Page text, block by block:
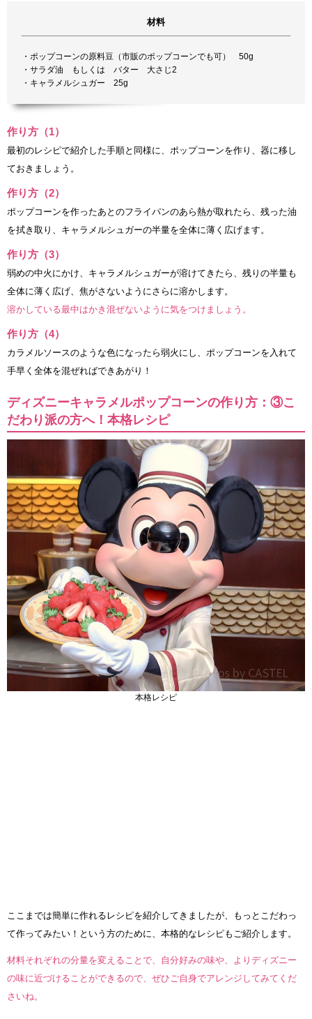
材料
・ポップコーンの原料豆（市販のポップコーンでも可） 50g
・サラダ油 もしくは バター 大さじ2
・キャラメルシュガー 25g
作り方（1）
最初のレシピで紹介した手順と同様に、ポップコーンを作り、器に移し
ておきましょう。
作り方（2）
ポップコーンを作ったあとのフライパンのあら熱が取れたら、残った油
を拭き取り、キャラメルシュガーの半量を全体に薄く広げます。
作り方（3）
弱めの中火にかけ、キャラメルシュガーが溶けてきたら、残りの半量も
全体に薄く広げ、焦がさないようにさらに溶かします。
溶かしている最中はかき混ぜないように気をつけましょう。
作り方（4）
カラメルソースのような色になったら弱火にし、ポップコーンを入れて
手早く全体を混ぜればできあがり！
ディズニーキャラメルポップコーンの作り方：③こ
だわり派の方へ！本格レシピ
本格レシピ
ここまでは簡単に作れるレシピを紹介してきましたが、もっとこだわっ
て作ってみたい！という方のために、本格的なレシピもご紹介します。
材料それぞれの分量を変えることで、自分好みの味や、よりディズニー
の味に近づけることができるので、ぜひご自身でアレンジしてみてくだ
さいね。